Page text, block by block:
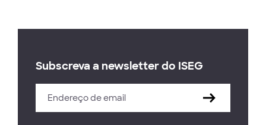
Subscreva a newsletter do ISEG